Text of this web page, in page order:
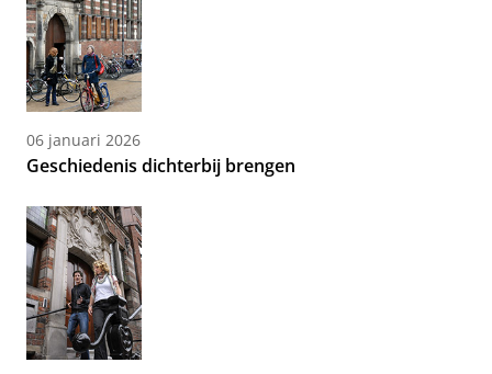
06 januari 2026
Geschiedenis dichterbij brengen